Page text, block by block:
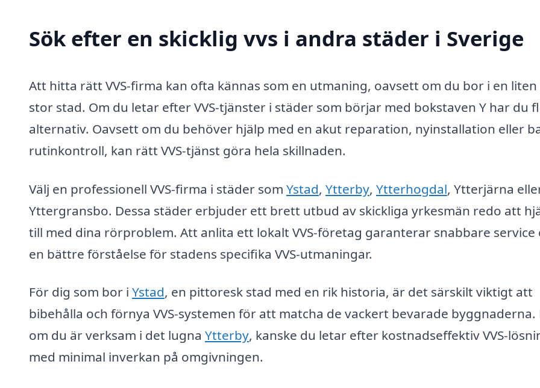
Sök efter en skicklig vvs i andra städer i Sverige
Att hitta rätt VVS-firma kan ofta kännas som en utmaning, oavsett om du bor i en
stor stad. Om du letar efter VVS-tjänster i städer som börjar med bokstaven Y har du
alternativ. Oavsett om du behöver hjälp med en akut reparation, nyinstallation eller
rutinkontroll, kan rätt VVS-tjänst göra hela skillnaden.
Välj en professionell VVS-firma i städer som Ystad, Ytterby, Ytterhogdal, Ytterjärna
Yttergransbo. Dessa städer erbjuder ett brett utbud av skickliga yrkesmän redo att
till med dina rörproblem. Att anlita ett lokalt VVS-företag garanterar snabbare service
en bättre förståelse för stadens specifika VVS-utmaningar.
För dig som bor i Ystad, en pittoresk stad med en rik historia, är det särskilt viktigt att
bibehålla och förnya VVS-systemen för att matcha de vackert bevarade byggnaderna.
om du är verksam i det lugna Ytterby, kanske du letar efter kostnadseffektiv VVS-
med minimal inverkan på omgivningen.